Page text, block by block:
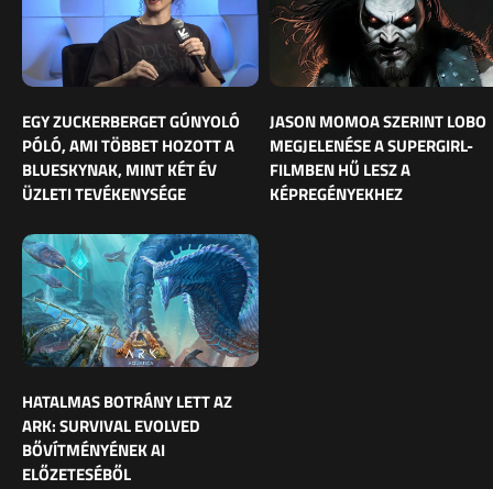
EGY ZUCKERBERGET GÚNYOLÓ
PÓLÓ, AMI TÖBBET HOZOTT A
BLUESKYNAK, MINT KÉT ÉV
ÜZLETI TEVÉKENYSÉGE
JASON MOMOA SZERINT LOBO
MEGJELENÉSE A SUPERGIRL-
FILMBEN HŰ LESZ A
KÉPREGÉNYEKHEZ
HATALMAS BOTRÁNY LETT AZ
ARK: SURVIVAL EVOLVED
BŐVÍTMÉNYÉNEK AI
ELŐZETESÉBŐL